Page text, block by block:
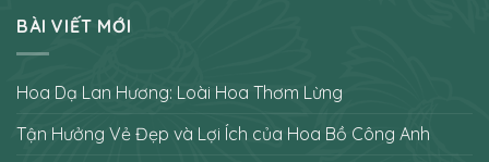
BÀI VIẾT MỚI
Hoa Dạ Lan Hương: Loài Hoa Thơm Lừng
Tận Hưởng Vẻ Đẹp và Lợi Ích của Hoa Bồ Công Anh